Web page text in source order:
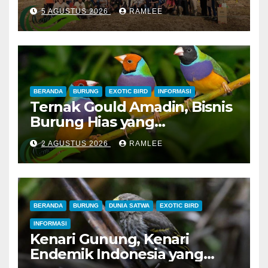
Lampung, Potong Tumpeng
Menandai Peresmian
Lapangan Baru, Mawar
Merah dan Jahanam Juara
5 AGUSTUS 2026 RAMLEE
BERANDA BURUNG EXOTIC BIRD INFORMASI
Ternak Gould Amadin, Bisnis
Burung Hias yang
Menguntungkan
2 AGUSTUS 2026 RAMLEE
BERANDA BURUNG DUNIA SATWA EXOTIC BIRD
INFORMASI
Kenari Gunung, Kenari
Endemik Indonesia yang